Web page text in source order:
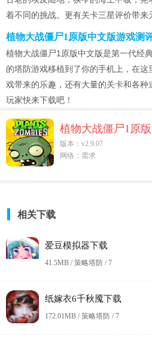
着不同的挑战。更有关卡三星评价带来
植物大战僵尸1原版中文版游戏测
植物大战僵尸1原版中文版是第一代经
的塔防游戏移植到了你的手机上，在
戏带来的乐趣，还有大量的关卡和各
玩家快来下载吧！
植物大战僵尸1原
版本：v2.9.07
网络：需求
相关下载
爱豆模拟器下载
41.5MB / 策略塔防 /7
纸嫁衣6千秋魇下载
172.01MB / 策略塔防 /7